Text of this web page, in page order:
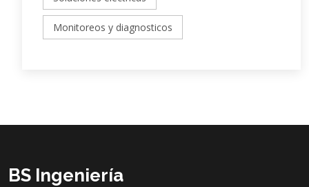
Monitoreos y diagnosticos
BS Ingeniería